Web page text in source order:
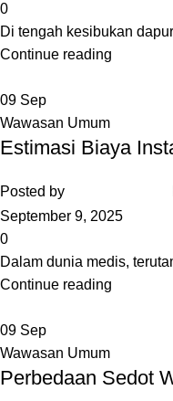
0
Di tengah kesibukan
Continue reading
09 Sep
Wawasan Umum
Estimasi Biaya
Posted by
September 9, 2025
0
Dalam dunia medis,
Continue reading
09 Sep
Wawasan Umum
Perbedaan Sedot